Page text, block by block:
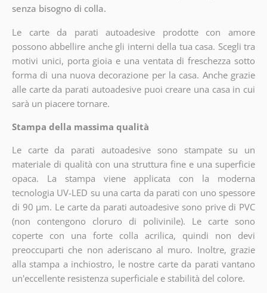
senza bisogno di colla.
Le carte da parati autoadesive prodotte con amore
possono abbellire anche gli interni della tua casa. Scegli tra
motivi unici, porta gioia e una ventata di freschezza sotto
forma di una nuova decorazione per la casa. Anche grazie
alle carte da parati autoadesive puoi creare una casa in cui
sarà un piacere tornare.
Stampa della massima qualità
Le carte da parati autoadesive sono stampate su un
materiale di qualità con una struttura fine e una superficie
opaca. La stampa viene applicata con la moderna
tecnologia UV-LED su una carta da parati con uno spessore
di 90 µm. Le carte da parati autoadesive sono prive di PVC
(non contengono cloruro di polivinile). Le carte sono
coperte con una forte colla acrilica, quindi non devi
preoccuparti che non aderiscano al muro. Inoltre, grazie
alla stampa a inchiostro, le nostre carte da parati vantano
un'eccellente resistenza superficiale e stabilità del colore.